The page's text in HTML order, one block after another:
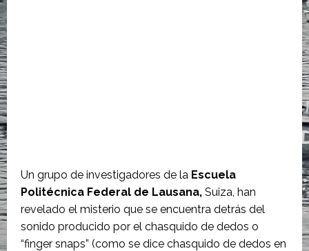
Un grupo de investigadores de la Escuela
Politécnica Federal de Lausana, Suiza, han
revelado el misterio que se encuentra detrás del
sonido producido por el chasquido de dedos o
“finger snaps” (como se dice chasquido de dedos en